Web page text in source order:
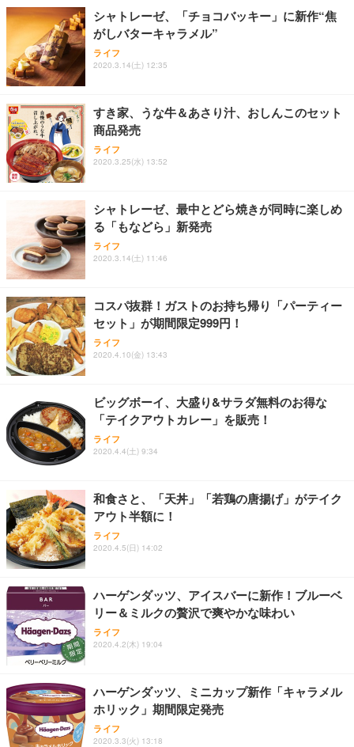
ョン PCチェア 通気性メッシュ ゲーミング/勉強/事
務用 おしゃれ パソコンチェア (ホワイト)
ANDWINT オフィスチェア デスクチェア 肘なし メ
ッシュ 通気性 ランバーサポート付き 腰サポート ガ
ス圧無段階昇降 360度回転 キャスター付き コンパク
【MiniLED/24.5inch/280Hz/FHD】GRAPHT THE S
HOOTER Gaming Monitor 24” Essential ゲーミン
グモニター QD 24.5インチ 1ms FHD 量子ドット 残
アイリスオーヤマ ペットシーツ 超厚型 お徳用 レギ
ュラー 200枚入【Amazon.co.jp限定】
シャトレーゼ、「チョコバッキー」に新作“焦
がしバターキャラメル”
ライフ
2020.3.14(土) 12:35
すき家、うな牛＆あさり汁、おしんこのセット
商品発売
ライフ
2020.3.25(水) 13:52
シャトレーゼ、最中とどら焼きが同時に楽しめ
る「もなどら」新発売
ライフ
2020.3.14(土) 11:46
コスパ抜群！ガストのお持ち帰り「パーティー
セット」が期間限定999円！
ライフ
2020.4.10(金) 13:43
ビッグボーイ、大盛り&サラダ無料のお得な
「テイクアウトカレー」を販売！
ライフ
2020.4.4(土) 9:34
和食さと、「天丼」「若鶏の唐揚げ」がテイク
アウト半額に！
ライフ
2020.4.5(日) 14:02
ハーゲンダッツ、アイスバーに新作！ブルーベ
リー＆ミルクの贅沢で爽やかな味わい
ライフ
2020.4.2(木) 19:04
ハーゲンダッツ、ミニカップ新作「キャラメル
ホリック」期間限定発売
ライフ
2020.3.3(火) 13:18